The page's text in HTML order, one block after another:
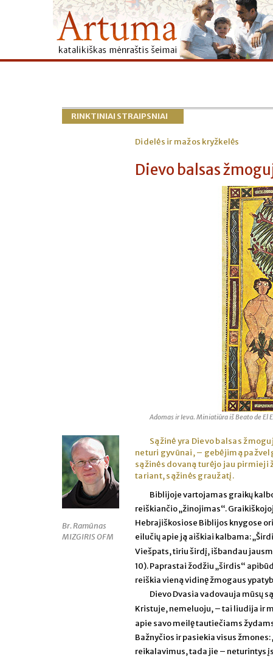
RINKTINIAI STRAIPSNIAI
Didelės ir mažos kryžkelės
Dievo balsas
Adomas ir Ieva. Miniatiūra iš Beato de El
Br. Ramūnas
MIZGIRIS OFM
Sąžinė yra Dievo balsas
neturi gyvūnai, – gebėjimą
sąžinės dovaną turėjo jau pirmieji
tariant, sąžinės graužatį.
Biblijoje vartojamas graikų
reiškiančio „žinojimas“.
Hebrajiškosiose Biblijos knygose
eilučių apie ją aiškiai kalbama:
Viešpats, tiriu širdį, išbandau
10). Paprastai žodžiu „širdis“
reiškia vieną vidinę žmogaus
Dievo Dvasia vadovauja mūsų
Kristuje, nemeluoju, – tai liudija ir
apie savo meilę tautiečiams
Bažnyčios ir pasiekia visus
reikalavimus, tada jie – neturintys